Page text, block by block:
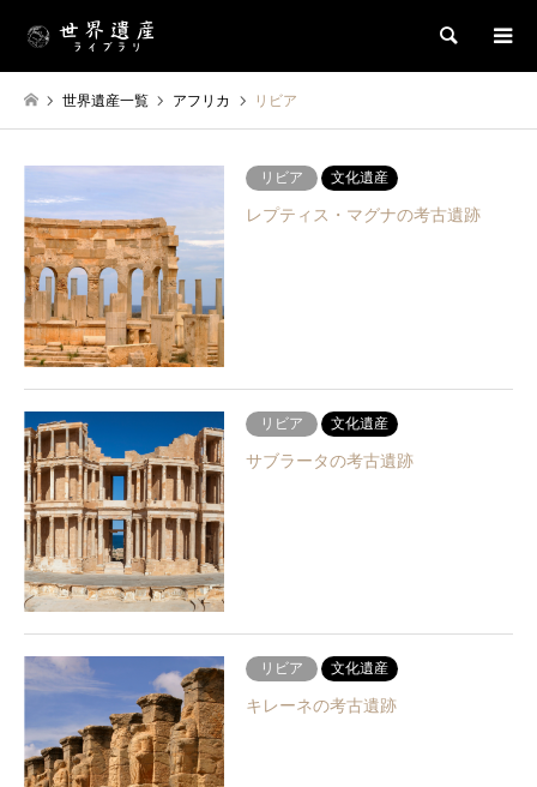
検索
世界遺産一覧 アフリカ リビア
リビア 文化遺産
レプティス・マグナの考古遺跡
リビア 文化遺産
サブラータの考古遺跡
リビア 文化遺産
キレーネの考古遺跡